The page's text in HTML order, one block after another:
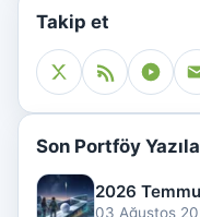
Takip et
Son Portföy
2026
03 Ağustos